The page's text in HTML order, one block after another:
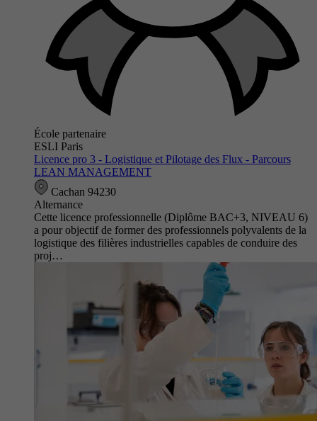
École partenaire
ESLI Paris
Licence pro 3 - Logistique et Pilotage des Flux - Parcours
LEAN MANAGEMENT
Cachan 94230
Alternance
Cette licence professionnelle (Diplôme BAC+3, NIVEAU 6)
a pour objectif de former des professionnels polyvalents de la
logistique des filières industrielles capables de conduire des
proj…